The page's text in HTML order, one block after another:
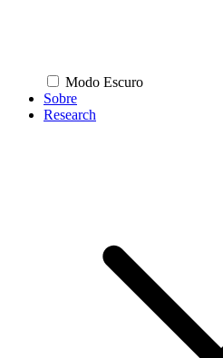
Modo Escuro
Sobre
Research